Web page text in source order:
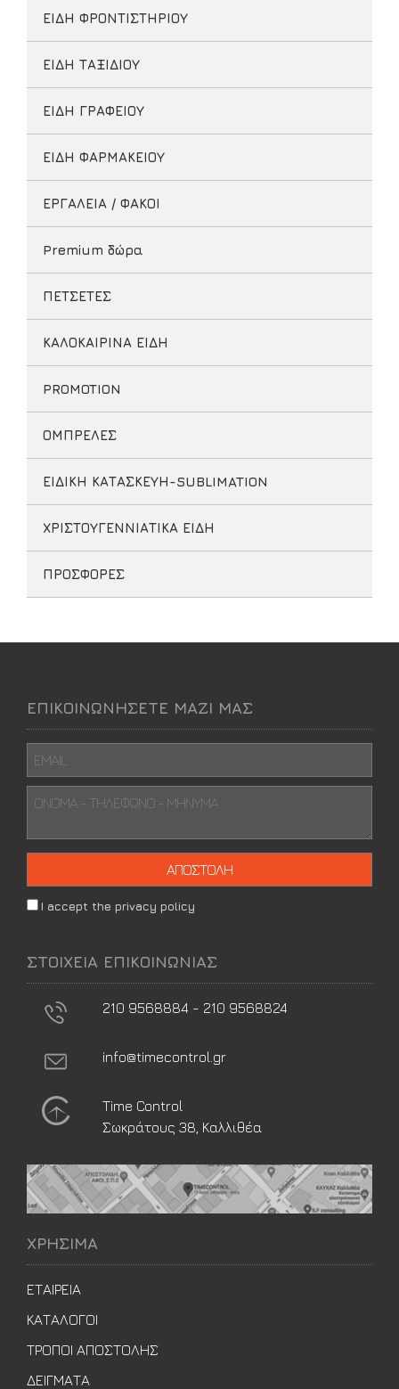
ΕΙΔΗ ΦΡΟΝΤΙΣΤΗΡΙΟΥ
ΕΙΔΗ ΤΑΞΙΔΙΟΥ
ΕΙΔΗ ΓΡΑΦΕΙΟΥ
ΕΙΔΗ ΦΑΡΜΑΚΕΙΟΥ
ΕΡΓΑΛΕΙΑ / ΦΑΚΟΙ
Premium δώρα
ΠΕΤΣΕΤΕΣ
ΚΑΛΟΚΑΙΡΙΝΑ ΕΙΔΗ
PROMOTION
ΟΜΠΡΕΛΕΣ
ΕΙΔΙΚΗ ΚΑΤΑΣΚΕΥΗ-SUBLIMATION
ΧΡΙΣΤΟΥΓΕΝΝΙΑΤΙΚΑ ΕΙΔΗ
ΠΡΟΣΦΟΡΕΣ
ΕΠΙΚΟΙΝΩΝΗΣΕΤΕ ΜΑΖΙ ΜΑΣ
I accept the privacy policy
ΣΤΟΙΧΕΙΑ ΕΠΙΚΟΙΝΩΝΙΑΣ
210 9568884 - 210 9568824
info@timecontrol.gr
Time Control
Σωκράτους 38, Καλλιθέα
ΧΡΗΣΙΜΑ
ΕΤΑΙΡΕΙΑ
ΚΑΤΑΛΟΓΟΙ
ΤΡΟΠΟΙ ΑΠΟΣΤΟΛΗΣ
ΔΕΙΓΜΑΤΑ